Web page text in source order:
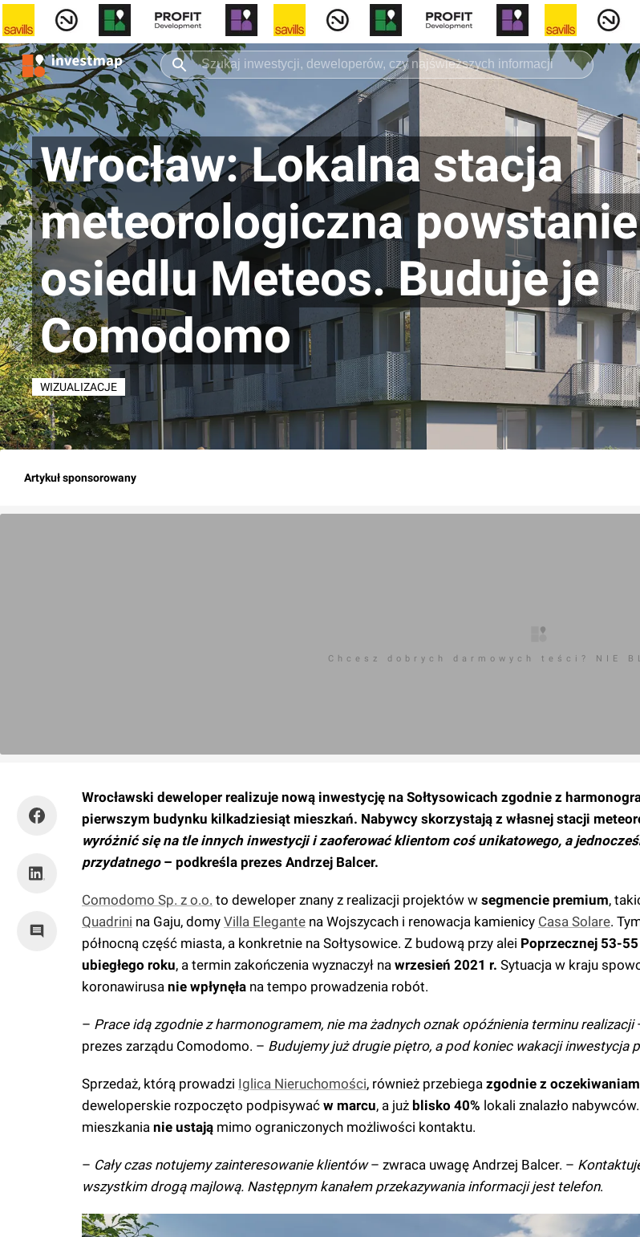
Wrocław: Lokalna stacja
meteorologiczna
osiedlu Meteos. Buduje je
Comodomo
WIZUALIZACJE
Artykuł sponsorowany
Chcesz dobrych darmowych teści? NIE
Wrocławski deweloper realizuje nową inwestycję na Sołtysowicach zgodnie z
pierwszym budynku kilkadziesiąt mieszkań. Nabywcy skorzystają z własnej stacji
wyróżnić się na tle innych inwestycji i zaoferować klientom coś unikatowego, a
przydatnego– podkreśla prezes Andrzej Balcer.
Comodomo Sp. z o.o. to deweloper znany z realizacji projektów w segmencie premium,
Quadrini na Gaju, domy Villa Elegante na Wojszycach i renowacja kamienicy Casa Solare.
północną część miasta, a konkretnie na Sołtysowice. Z budową przy alei Poprzecznej 53-55
ubiegłego roku, a termin zakończenia wyznaczył na wrzesień 2021 r. Sytuacja w kraju
koronawirusa nie wpłynęła na tempo prowadzenia robót.
– Prace idą zgodnie z harmonogramem, nie ma żadnych oznak opóźnienia terminu realizacji
prezes zarządu Comodomo. – Budujemy już drugie piętro, a pod koniec wakacji inwestycja
Sprzedaż, którą prowadzi Iglica Nieruchomości, również przebiega zgodnie z
deweloperskie rozpoczęto podpisywać w marcu, a już blisko 40% lokali znalazło
mieszkania nie ustają mimo ograniczonych możliwości kontaktu.
– Cały czas notujemy zainteresowanie klientów– zwraca uwagę Andrzej Balcer. –
wszystkim drogą majlową. Następnym kanałem przekazywania informacji jest telefon.